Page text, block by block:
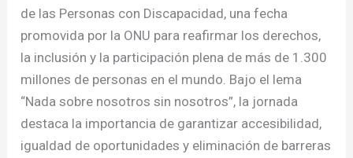
de las Personas con Discapacidad, una fecha
promovida por la ONU para reafirmar los derechos,
la inclusión y la participación plena de más de 1.300
millones de personas en el mundo. Bajo el lema
“Nada sobre nosotros sin nosotros”, la jornada
destaca la importancia de garantizar accesibilidad,
igualdad de oportunidades y eliminación de barreras